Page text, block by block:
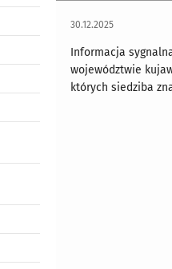
30.12.2025
Informacja
województwie
których siedziba